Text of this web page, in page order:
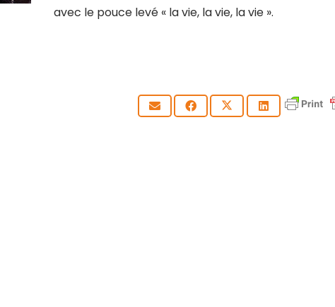
avec le pouce levé « la vie, la vie, la vie ».